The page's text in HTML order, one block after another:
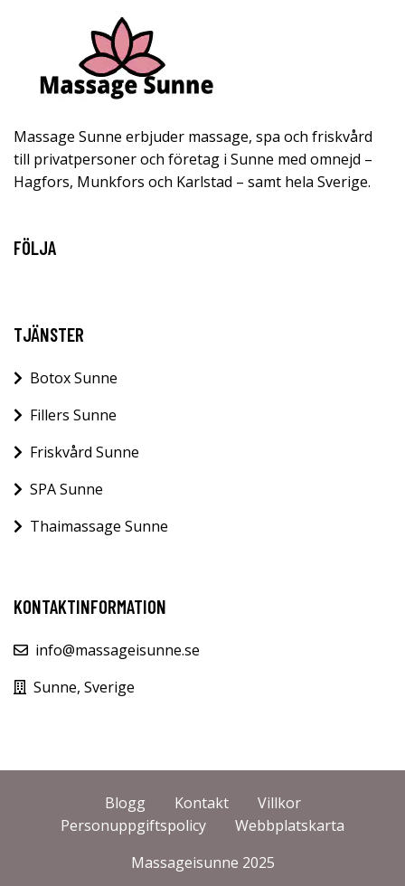
Massage Sunne erbjuder massage, spa och friskvård
till privatpersoner och företag i Sunne med omnejd –
Hagfors, Munkfors och Karlstad – samt hela Sverige.
FÖLJA
TJÄNSTER
Botox Sunne
Fillers Sunne
Friskvård Sunne
SPA Sunne
Thaimassage Sunne
KONTAKTINFORMATION
info@massageisunne.se
Sunne, Sverige
Massageisunne 2025
Blogg Kontakt
Villkor
Personuppgiftspolicy
Webbplatskarta